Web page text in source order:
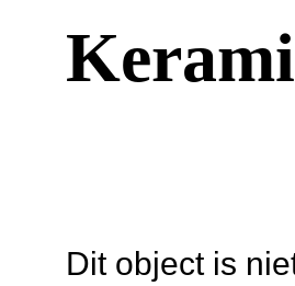
Dit object is